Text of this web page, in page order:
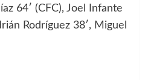
64′ (CFC), Joel Infante
Rodríguez 38′, Miguel